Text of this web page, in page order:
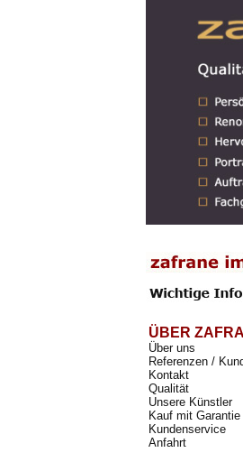
ÜBER
Über uns
Referenzen /
Kontakt
Qualität
Unsere Künstler
Kauf mit Garantie
Kundenservice
Anfahrt